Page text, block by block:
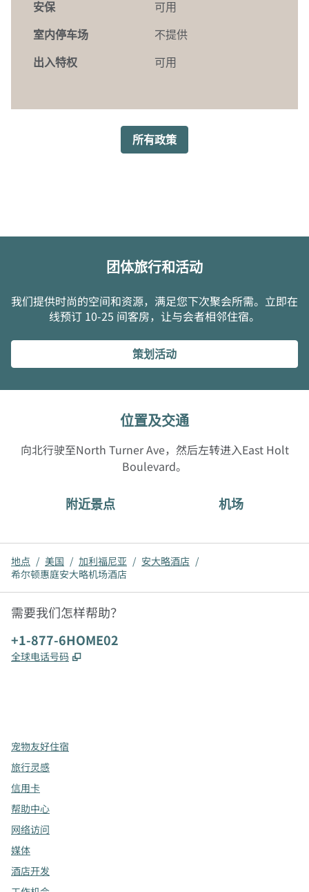
安保 可用
室内停车场 不提供
出入特权 可用
所有政策
团体旅行和活动
我们提供时尚的空间和资源，满足您下次聚会所需。立即在
线预订 10-25 间客房，让与会者相邻住宿。
策划活动
位置及交通
向北行驶至North Turner Ave，然后左转进入East Holt
Boulevard。
附近景点 机场
地点 / 美国 / 加利福尼亚 / 安大略酒店 /
希尔顿惠庭安大略机场酒店
需要我们怎样帮助？
电话:
+1-877-6HOME02
全球电话号码 ,
宠物友好住宿
旅行灵感
信用卡
帮助中心
网络访问
媒体
酒店开发